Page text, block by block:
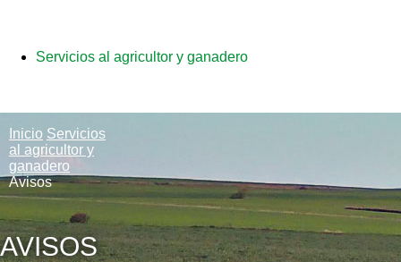
Servicios al agricultor y ganadero
Inicio Servicios
al agricultor y
ganadero
Avisos
AVISOS